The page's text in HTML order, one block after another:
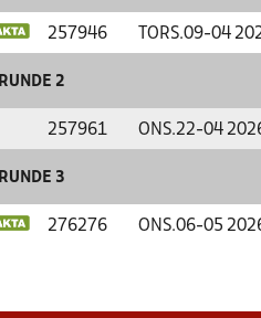
257946 TORS.09-04
RUNDE 2
257961 ONS.22-04
RUNDE 3
276276 ONS.06-05